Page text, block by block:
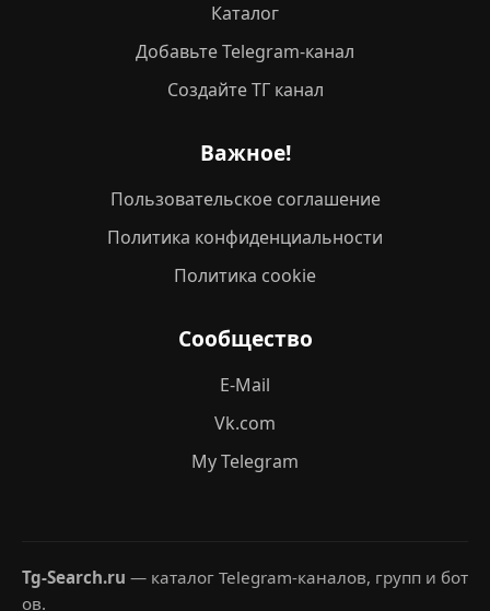
Каталог
Добавьте Telegram-канал
Создайте ТГ канал
Важное!
Пользовательское соглашение
Политика конфиденциальности
Политика cookie
Сообщество
E-Mail
Vk.com
My Telegram
Tg-Search.ru — каталог Telegram-каналов, групп и бот
ов.